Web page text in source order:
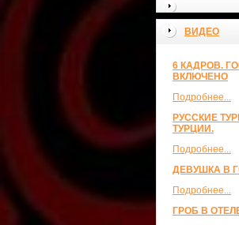
ВИДЕО
6 КАДРОВ.
ВКЛЮЧЕНО
Подробнее...
РУССКИЕ
ТУРЦИИ.
Подробнее...
ДЕВУШКА В
Подробнее...
ГРОБ В